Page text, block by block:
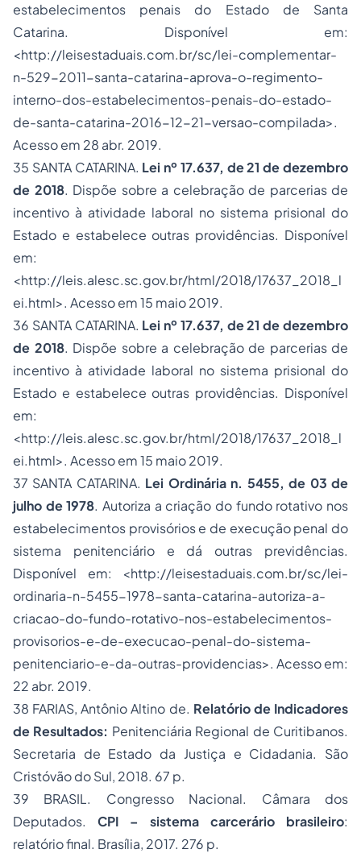
estabelecimentos penais do Estado de Santa
Catarina. Disponível em:
<http://leisestaduais.com.br/sc/lei-complementar-
n-529-2011-santa-catarina-aprova-o-regimento-
interno-dos-estabelecimentos-penais-do-estado-
de-santa-catarina-2016-12-21-versao-compilada>.
Acesso em 28 abr. 2019.
35 SANTA CATARINA. Lei nº 17.637, de 21 de dezembro
de 2018. Dispõe sobre a celebração de parcerias de
incentivo à atividade laboral no sistema prisional do
Estado e estabelece outras providências. Disponível
em:
<http://leis.alesc.sc.gov.br/html/2018/17637_2018_l
ei.html>. Acesso em 15 maio 2019.
36 SANTA CATARINA. Lei nº 17.637, de 21 de dezembro
de 2018. Dispõe sobre a celebração de parcerias de
incentivo à atividade laboral no sistema prisional do
Estado e estabelece outras providências. Disponível
em:
<http://leis.alesc.sc.gov.br/html/2018/17637_2018_l
ei.html>. Acesso em 15 maio 2019.
37 SANTA CATARINA. Lei Ordinária n. 5455, de 03 de
julho de 1978. Autoriza a criação do fundo rotativo nos
estabelecimentos provisórios e de execução penal do
sistema penitenciário e dá outras previdências.
Disponível em: <http://leisestaduais.com.br/sc/lei-
ordinaria-n-5455-1978-santa-catarina-autoriza-a-
criacao-do-fundo-rotativo-nos-estabelecimentos-
provisorios-e-de-execucao-penal-do-sistema-
penitenciario-e-da-outras-providencias>. Acesso em:
22 abr. 2019.
38 FARIAS, Antônio Altino de. Relatório de Indicadores
de Resultados: Penitenciária Regional de Curitibanos.
Secretaria de Estado da Justiça e Cidadania. São
Cristóvão do Sul, 2018. 67 p.
39 BRASIL. Congresso Nacional. Câmara dos
Deputados.CPI – sistema carcerário brasileiro:
relatório final. Brasília, 2017. 276 p.